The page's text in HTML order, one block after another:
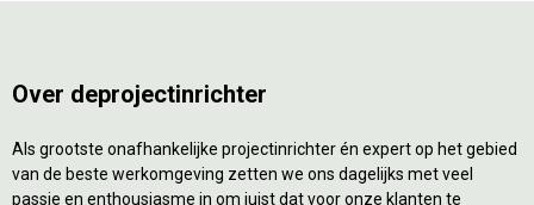
Over deprojectinrichter
Als grootste onafhankelijke projectinrichter én expert op het gebied
van de beste werkomgeving zetten we ons dagelijks met veel
passie en enthousiasme in om juist dat voor onze klanten te